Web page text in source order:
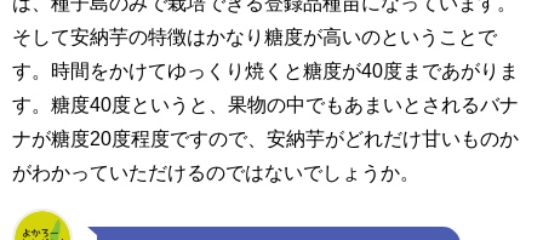
そして安納芋の特徴はかなり糖度が高いのということで
す。時間をかけてゆっくり焼くと糖度が40度まであがりま
す。糖度40度というと、果物の中でもあまいとされるバナ
ナが糖度20度程度ですので、安納芋がどれだけ甘いものか
がわかっていただけるのではないでしょうか。